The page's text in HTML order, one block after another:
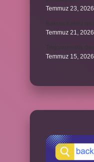
Temmuz 23, 2026
Temmuz 21, 2026
Temmuz 15, 2026